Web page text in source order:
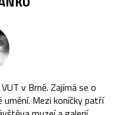
v Brně. Zajímá se o
Mezi koníčky patří